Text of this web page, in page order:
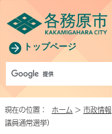
トップページ
現在の位置： ホーム > 市政情報
議員通常選挙）